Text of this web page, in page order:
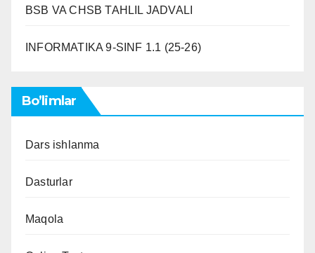
BSB VA CHSB TAHLIL JADVALI
INFORMATIKA 9-SINF 1.1 (25-26)
Bo’limlar
Dars ishlanma
Dasturlar
Maqola